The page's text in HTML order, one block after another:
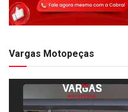
Vargas Motopeças